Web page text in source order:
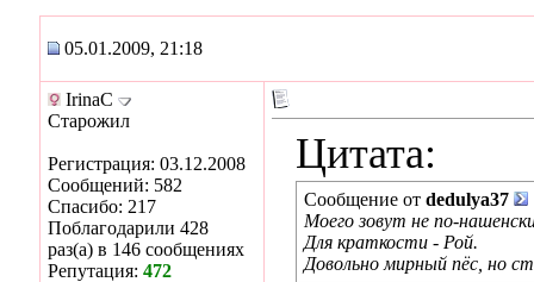
05.01.2009, 21:18
IrinaC
Старожил
Регистрация: 03.12.2008
Сообщений: 582
Спасибо: 217
Поблагодарили 428
раз(а) в 146 сообщениях
Репутация: 472
Цитата:
Сообщение от dedulya37
Моего зовут не по-
Для краткости - Рой.
Довольно мирный пёс, но